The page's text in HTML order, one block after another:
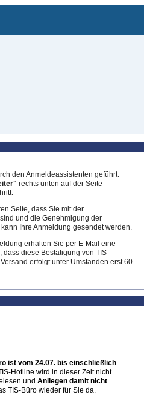
den Anmeldeassistenten geführt.
rechts unten auf der Seite
Seite, dass Sie mit der
und die Genehmigung der
Ihre Anmeldung gesendet werden.
erhalten Sie per E-Mail eine
dass diese Bestätigung von TIS
erfolgt unter Umständen erst 60
ist vom 24.07. bis einschließlich
Hotline wird in dieser Zeit nicht
und Anliegen damit nicht
TIS-Büro wieder für Sie da.